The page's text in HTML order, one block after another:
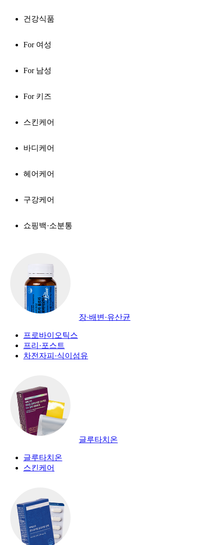
건강식품
For 여성
For 남성
For 키즈
스킨케어
바디케어
헤어케어
구강케어
쇼핑백·소분통
장·배변·유산균
프로바이오틱스
프리·포스트
차전자피·식이섬유
글루타치온
글루타치온
스킨케어